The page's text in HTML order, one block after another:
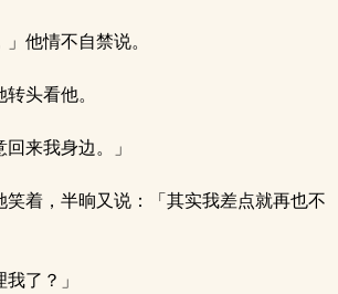
他情不自禁说。
头看他。
来我身边。」
着，半晌又说：「其实我差点就再也不
了？」